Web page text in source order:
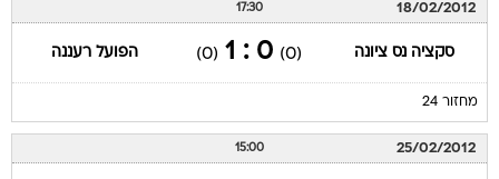
18/02/2012
17:30
סקציה נס ציונה (0)
0 : 1
(0) הפועל רעננה
מחזור 24
25/02/2012
15:00